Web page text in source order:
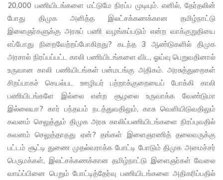
20,000 பணியிடங்களை மட்டுமே நிரப்ப முடியும். எனில், தேர்தலின்
போது திமுக அளித்த இலட்சக்கணக்கான தமிழ்நாட்டு
இளைஞர்களுக்கு அரசுப் பணி வழங்கப்படும் என்ற வாக்குறுதியை
எப்போது நிறைவேற்றப்போகிறது? கடந்த 3 ஆண்டுகளில் திமுக
அரசால் நிரப்பப்பட்ட காலி பணியிடங்களை விட, ஓய்வு பெறுவதினால்
உருவான காலி பணியிடங்கள் பன்மடங்கு அதிகம். அரசுத்துறைகள்
சிறப்பாகச் செயல்பட ஊழியர் பற்றாக்குறையைப் போக்கி காலி
பணியிடங்களே இல்லை என்ற சூழலை உருவாக்க வேண்டுமா
இல்லையா? கார் பந்தயம் நடத்துவதிலும், காசு வெளியிடுவதிலும்
கவனம் செலுத்தும் திமுக அரசு காலிப்பணியிடங்களை நிரப்புவதில்
கவனம் செலுத்தாதது ஏன்? தங்கள் இளைஞரணித் தலைவருக்கு
பட்டம் சூட்டி துணை முதல்வராக்க போட்டி போடும் திமுக அமைச்சர்
பெருமக்கள், இலட்சக்கணக்கான தமிழ்நாட்டு இளைஞர்கள் வேலை
வாய்ப்பினை பெறும் போட்டித்தேர்வு பணியிடங்களை அதிகரிப்பதில்